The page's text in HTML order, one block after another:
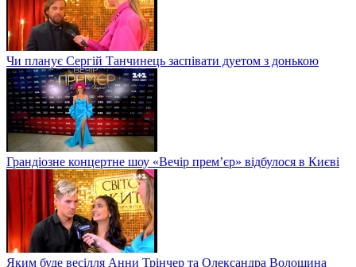
Чи планує Сергій Танчинець заспівати дуетом з донькою
Грандіозне концертне шоу «Вечір прем’єр» відбулося в Києві
Яким буде весілля Анни Трінчер та Олександра Волошина